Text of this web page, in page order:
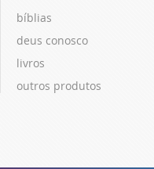
bíblias
deus conosco
livros
outros produtos